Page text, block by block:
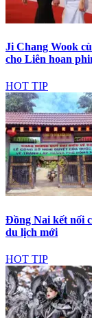
Ji Chang Wook
cho Liên hoan
HOT TIP
Đồng Nai kết nối
du lịch mới
HOT TIP